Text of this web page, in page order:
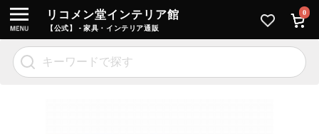
リコメン堂インテリア館
【公式】 - 家具・インテリア通販
0